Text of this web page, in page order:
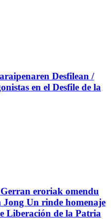
Desfilean /
en el Desfile de la
eroriak omendu
Un rinde homenaje
Liberación de la Patria